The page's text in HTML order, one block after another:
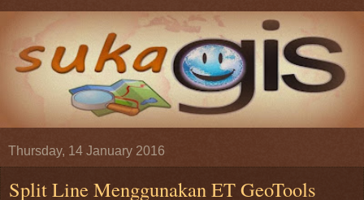
Thursday, 14 January 2016
Split Line Menggunakan ET GeoTools